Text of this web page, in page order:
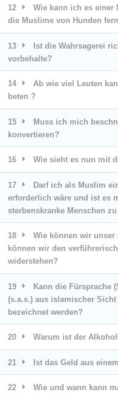
12
Wie kann ich es
die Muslime von Hunden
13
Ist die Wahrsagerei
vorbehalte?
14
Ab wie viel Leuten
beten ?
15
Muss ich mich
konvertieren?
16 Wie sieht es nun mit
17
Darf ich als Muslim
erforderlich wäre und ist es
sterbenskranke Menschen
18
Wie können wir unser
können wir den
widerstehen?
19
Kann die Fürsprache
(s.a.s.) aus islamischer
bezeichnet werden?
20 Warum ist der
21 Ist das Geld aus
22
Wie und wann kann